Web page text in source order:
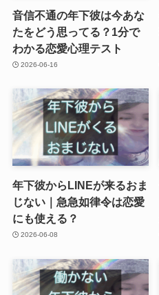
音信不通の年下彼は今あな
たをどう思ってる？1分で
わかる恋愛心理テスト
2026-06-16
年下彼からLINEが来るおま
じない｜急急如律令は恋愛
にも使える？
2026-06-08